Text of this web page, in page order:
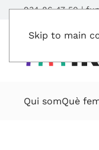
Skip to main
934 86 47 50|
Qui somQuè